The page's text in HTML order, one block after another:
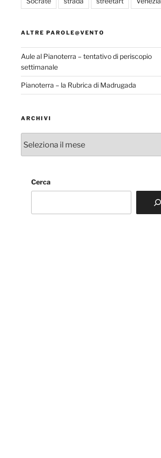
ALTRE PAROLE@VENTO
Aule al Pianoterra – tentativo di periscopio
settimanale
Pianoterra – la Rubrica di Madrugada
ARCHIVI
Cerca